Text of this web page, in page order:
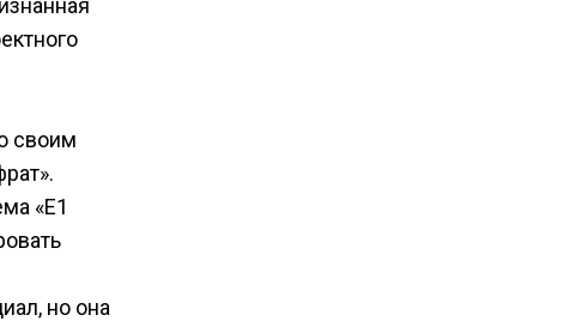
своим
«Е1
но она